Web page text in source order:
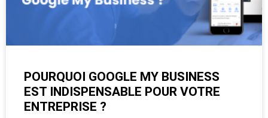
POURQUOI GOOGLE MY BUSINESS
EST INDISPENSABLE POUR VOTRE
ENTREPRISE ?